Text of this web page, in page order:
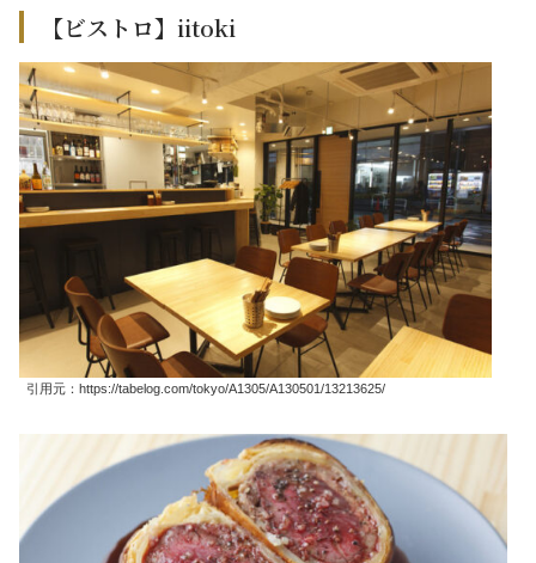
【ビストロ】iitoki
引用元：https://tabelog.com/tokyo/A1305/A130501/13213625/